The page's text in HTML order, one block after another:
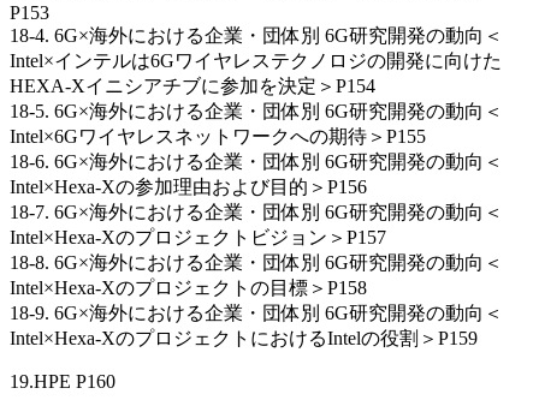
P153
18-4. 6G×海外における企業・団体別 6G研究開発の動向＜
Intel×インテルは6Gワイヤレステクノロジの開発に向けた
HEXA-Xイニシアチブに参加を決定＞P154
18-5. 6G×海外における企業・団体別 6G研究開発の動向＜
Intel×6Gワイヤレスネットワークへの期待＞P155
18-6. 6G×海外における企業・団体別 6G研究開発の動向＜
Intel×Hexa-Xの参加理由および目的＞P156
18-7. 6G×海外における企業・団体別 6G研究開発の動向＜
Intel×Hexa-Xのプロジェクトビジョン＞P157
18-8. 6G×海外における企業・団体別 6G研究開発の動向＜
Intel×Hexa-Xのプロジェクトの目標＞P158
18-9. 6G×海外における企業・団体別 6G研究開発の動向＜
Intel×Hexa-XのプロジェクトにおけるIntelの役割＞P159
19.HPE P160